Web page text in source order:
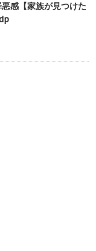
感【家族が見つけた